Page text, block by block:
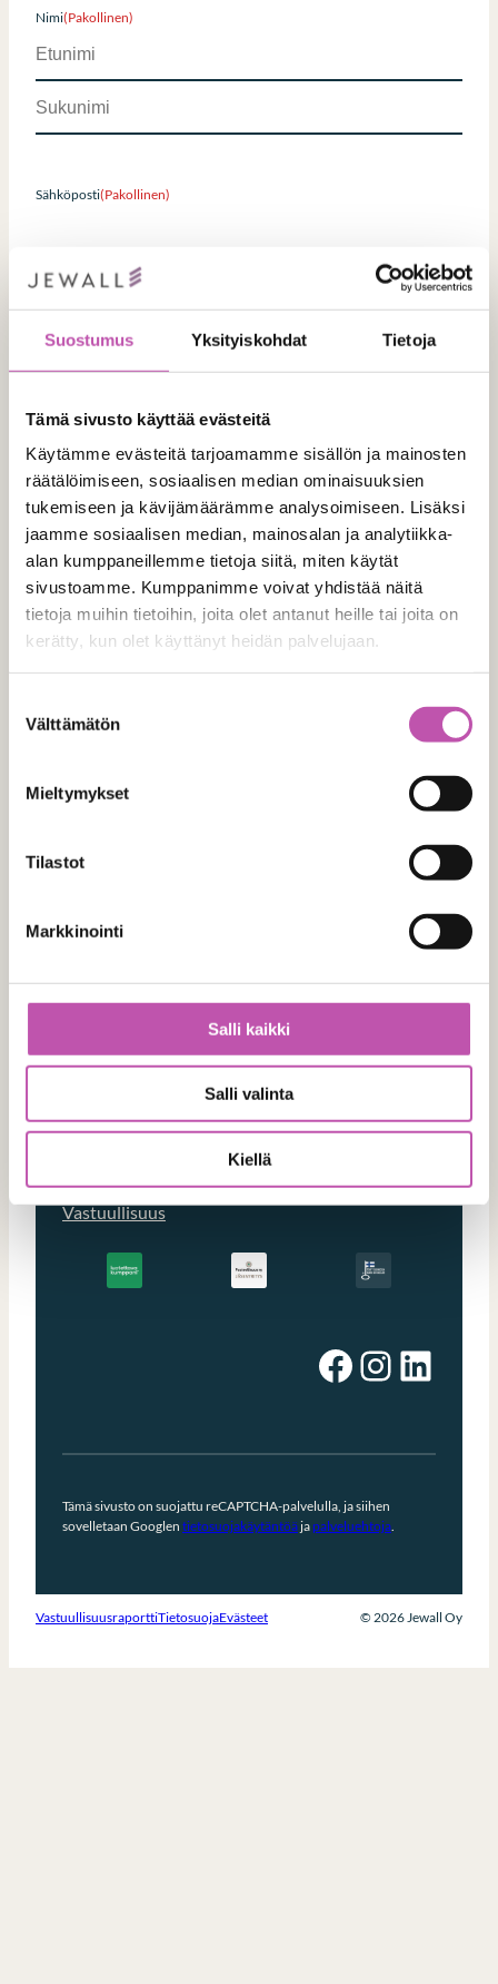
Suostumus Yksityiskohdat Tietoja
Tämä sivusto käyttää evästeitä
Käytämme evästeitä tarjoamamme sisällön ja mainosten
räätälöimiseen, sosiaalisen median ominaisuuksien
tukemiseen ja kävijämäärämme analysoimiseen. Lisäksi
jaamme sosiaalisen median, mainosalan ja analytiikka-
alan kumppaneillemme tietoja siitä, miten käytät
sivustoamme. Kumppanimme voivat yhdistää näitä
tietoja muihin tietoihin, joita olet antanut heille tai joita on
kerätty, kun olet käyttänyt heidän palvelujaan.
valinta
Välttämätön
Mieltymykset
Tilastot
Markkinointi
Salli kaikki
Salli valinta
Kiellä
Nimi(Pakollinen)
t
u
m
u
i
Sähköposti(Pakollinen)
p.010 229 1200
Linkit
Kohteet
Blogi
Usein kysytyt kysymykset
Vastuullisuus
Facebook Instagram LinkedIn
Tämä sivusto on suojattu reCAPTCHA-palvelulla, ja siihen
sovelletaan Googlen tietosuojakäytäntöäja palveluehtoja
VastuullisuusraporttiTietosuojaEvästeet © 2026 Jewall Oy